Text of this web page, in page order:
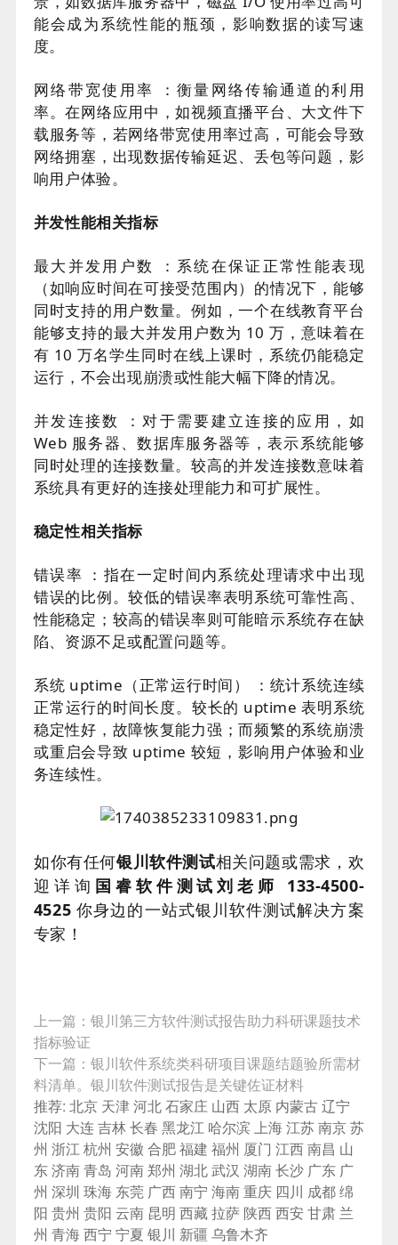
能会成为系统性能的瓶颈，影响数据的读写速
度。
网络带宽使用率 ：衡量网络传输通道的利用
率。在网络应用中，如视频直播平台、大文件下
载服务等，若网络带宽使用率过高，可能会导致
网络拥塞，出现数据传输延迟、丢包等问题，影
响用户体验。
并发性能相关指标
最大并发用户数 ：系统在保证正常性能表现
（如响应时间在可接受范围内）的情况下，能够
同时支持的用户数量。例如，一个在线教育平台
能够支持的最大并发用户数为 10 万，意味着在
有 10 万名学生同时在线上课时，系统仍能稳定
运行，不会出现崩溃或性能大幅下降的情况。
并发连接数 ：对于需要建立连接的应用，如
Web 服务器、数据库服务器等，表示系统能够
同时处理的连接数量。较高的并发连接数意味着
系统具有更好的连接处理能力和可扩展性。
稳定性相关指标
错误率 ：指在一定时间内系统处理请求中出现
错误的比例。较低的错误率表明系统可靠性高、
性能稳定；较高的错误率则可能暗示系统存在缺
陷、资源不足或配置问题等。
系统 uptime（正常运行时间） ：统计系统连续
正常运行的时间长度。较长的 uptime 表明系统
稳定性好，故障恢复能力强；而频繁的系统崩溃
或重启会导致 uptime 较短，影响用户体验和业
务连续性。
如你有任何银川软件测试相关问题或需求，欢
迎详询 国睿软件测试刘老师 133-4500-
4525 你身边的一站式银川软件测试解决方案
专家！
上一篇： 银川第三方软件测试报告助力科研课题技术
指标验证
下一篇： 银川软件系统类科研项目课题结题验所需材
料清单。银川软件测试报告是关键佐证材料
推荐: 北京 天津河北石家庄 山西 太原 内蒙古辽宁
沈阳 大连吉林长春 黑龙江 哈尔滨上海江苏南京苏
州 浙江杭州 安徽 合肥福建 福州 厦门 江西南昌 山
东济南青岛 河南郑州 湖北武汉 湖南长沙 广东 广
州 深圳 珠海 东莞 广西南宁 海南重庆 四川 成都绵
阳 贵州 贵阳 云南 昆明 西藏拉萨 陕西西安 甘肃 兰
州 青海西宁 宁夏 银川 新疆 乌鲁木齐